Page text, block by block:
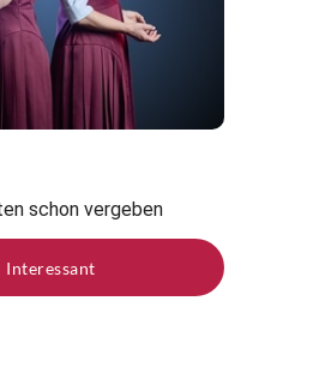
schon vergeben
Interessant